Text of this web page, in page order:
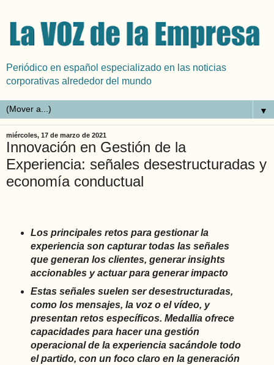
Periódico en español especializado en las noticias
corporativas alrededor del mundo
▼
miércoles, 17 de marzo de 2021
Innovación en Gestión de la
Experiencia: señales desestructuradas y
economía conductual
Los principales retos para gestionar la
experiencia son capturar todas las señales
que generan los clientes, generar insights
accionables y actuar para generar impacto
Estas señales suelen ser desestructuradas,
como los mensajes, la voz o el vídeo, y
presentan retos específicos. Medallia ofrece
capacidades para hacer una gestión
operacional de la experiencia sacándole todo
el partido, con un foco claro en la generación